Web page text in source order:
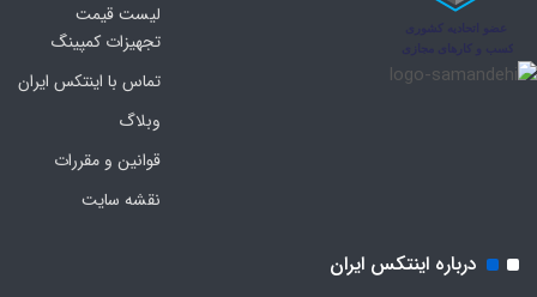
لیست قیمت
تجهیزات کمپینگ
تماس با اینتکس ایران
وبلاگ
قوانین و مقررات
نقشه سایت
درباره اینتکس ایران